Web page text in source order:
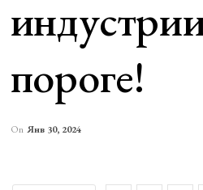
пороге!
On Янв 30, 2024